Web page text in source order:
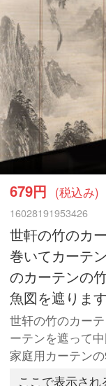
679円 (税込み)
16028191953426
世軒の竹のカ
巻いてカーテ
のカーテンの
魚図を遮ります
世轩の竹のカー
ーテンを遮って
家庭用カーテン
ここで表示さ